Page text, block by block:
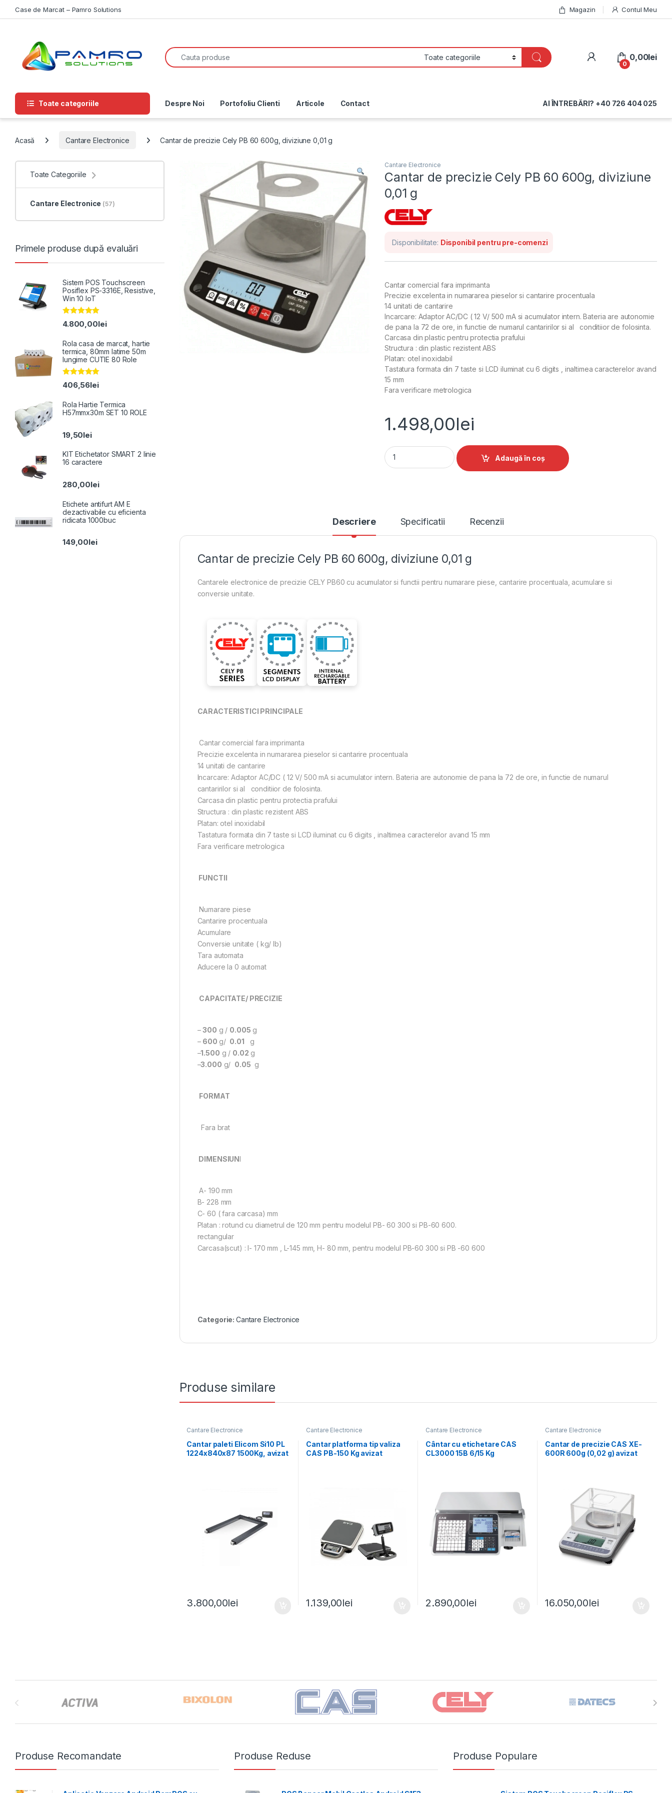
Case de Marcat – Pamro Solutions Magazin Contul Meu
Search for:
My Account
0
0,00lei
Toate categoriile Despre Noi Portofoliu Clienti Articole Contact AI ÎNTREBĂRI? +40 726 404 025
Acasă Cantare Electronice Cantar de precizie Cely PB 60 600g, diviziune 0,01 g
Cantare Electronice
Cantar de precizie Cely PB 60 600g, diviziune
0,01 g
Disponibilitate: Disponibil pentru pre-comenzi
Cantar comercial fara imprimanta
Precizie excelenta in numararea pieselor si cantarire procentuala
14 unitati de cantarire
Incarcare: Adaptor AC/DC ( 12 V/ 500 mA si acumulator intern. Bateria are autonomie
de pana la 72 de ore, in functie de numarul cantaririlor si al conditiior de folosinta.
Carcasa din plastic pentru protectia prafului
Structura : din plastic rezistent ABS
Platan: otel inoxidabil
Tastatura formata din 7 taste si LCD iluminat cu 6 digits , inaltimea caracterelor avand
15 mm
Fara verificare metrologica
1.498,00lei
Cantar de precizie Cely PB 60 600g, diviziune 0,01 g quantity
Adaugă în coș
Descriere Specificatii Recenzii
Cantar de precizie Cely PB 60 600g, diviziune 0,01 g
Cantarele electronice de precizie CELY PB60 cu acumulator si functii pentru numarare piese, cantarire procentuala, acumulare si
conversie unitate.
CARACTERISTICI PRINCIPALE
Cantar comercial fara imprimanta
Precizie excelenta in numararea pieselor si cantarire procentuala
14 unitati de cantarire
Incarcare: Adaptor AC/DC ( 12 V/ 500 mA si acumulator intern. Bateria are autonomie de pana la 72 de ore, in functie de numarul
cantaririlor si al conditiior de folosinta.
Carcasa din plastic pentru protectia prafului
Structura : din plastic rezistent ABS
Platan: otel inoxidabil
Tastatura formata din 7 taste si LCD iluminat cu 6 digits , inaltimea caracterelor avand 15 mm
Fara verificare metrologica
FUNCTII
Numarare piese
Cantarire procentuala
Acumulare
Conversie unitate ( kg/ lb)
Tara automata
Aducere la 0 automat
CAPACITATE/ PRECIZIE
–300 g / 0.005 g
– 600 g/ 0.01 g
–1.500 g / 0.02 g
–3.000 g/ 0.05 g
FORMAT
Fara brat
DIMENSIUNI
A- 190 mm
B- 228 mm
C- 60 ( fara carcasa) mm
Platan : rotund cu diametrul de 120 mm pentru modelul PB- 60 300 si PB-60 600.
rectangular
Carcasa(scut) : l- 170 mm , L-145 mm, H- 80 mm, pentru modelul PB-60 300 si PB -60 600
Categorie: Cantare Electronice
Produse similare
Cantare Electronice
Cantar paleti Elicom Si10 PL
1224x840x87 1500Kg, avizat
3.800,00lei
Cantare Electronice
Cantar platforma tip valiza
CAS PB-150 Kg avizat
1.139,00lei
Cantare Electronice
Cântar cu etichetare CAS
CL3000 15B 6/15 Kg
2.890,00lei
Cantare Electronice
Cantar de precizie CAS XE-
600R 600g (0,02 g) avizat
16.050,00lei
Toate Categoriile
Cantare Electronice (57)
Primele produse după evaluări
Sistem POS Touchscreen
Posiflex PS-3316E, Resistive,
Win 10 IoT
Evaluat la
5.00din 5
4.800,00lei
Rola casa de marcat, hartie
termica, 80mm latime 50m
lungime CUTIE 80 Role
Evaluat la
5.00din 5
406,56lei
Rola Hartie Termica
H57mmx30m SET 10 ROLE
19,50lei
KIT Etichetator SMART 2 linie
16 caractere
280,00lei
Etichete antifurt AM E
dezactivabile cu eficienta
ridicata 1000buc
149,00lei
Produse Recomandate Produse Reduse Produse Populare